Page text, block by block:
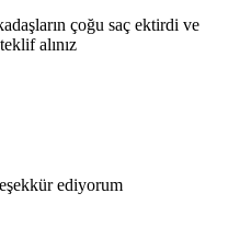
çoğu saç ektirdi ve
alınız
ediyorum